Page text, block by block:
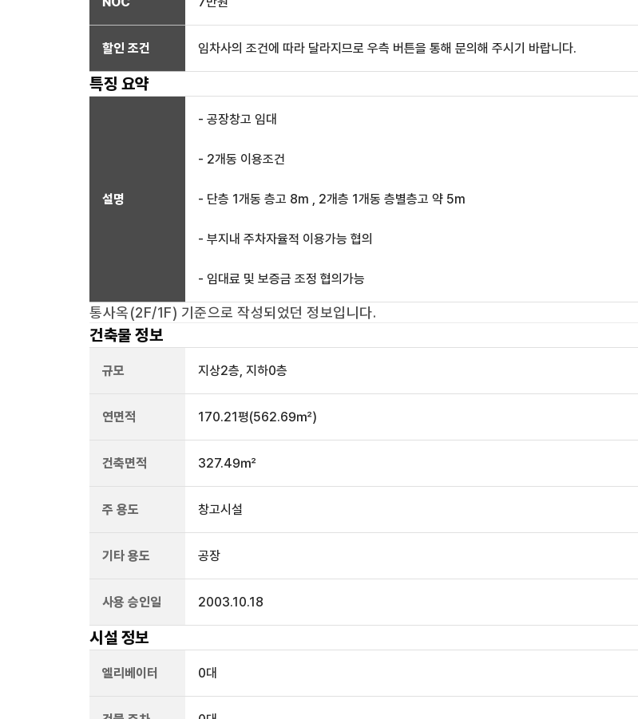
할인 조건 임차사의 조건에 따라 달라지므로 우측 버튼을 통해 문의해 주시기 바랍니다.
특징 요약
설명
- 공장창고 임대
- 2개동 이용조건
- 단층 1개동 층고 8m , 2개층 1개동 층별층고 약 5m
- 부지내 주차자율적 이용가능 협의
- 임대료 및 보증금 조정 협의가능
통사옥(2F/1F) 기준으로 작성되었던 정보입니다.
건축물 정보
규모 지상2층, 지하0층
연면적 170.21평(562.69㎡)
건축면적 327.49㎡
주 용도 창고시설
기타 용도 공장
사용 승인일 2003.10.18
시설 정보
엘리베이터 0대